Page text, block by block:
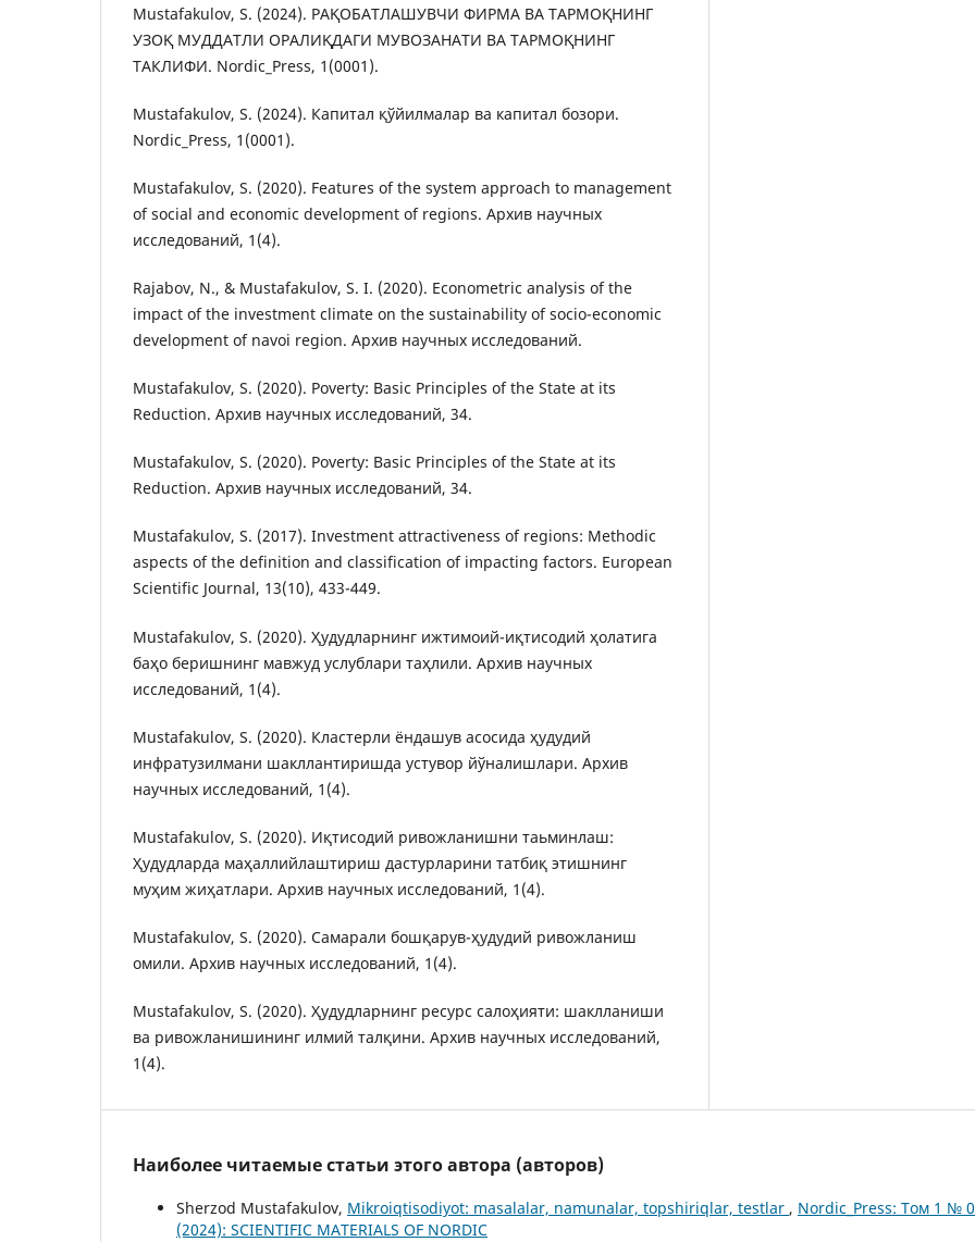
Mustafakulov, S. (2024). РАҚОБАТЛАШУВЧИ ФИРМА ВА ТАРМОҚНИНГ
УЗОҚ МУДДАТЛИ ОРАЛИҚДАГИ МУВОЗАНАТИ ВА ТАРМОҚНИНГ
ТАКЛИФИ. Nordic_Press, 1(0001).
Mustafakulov, S. (2024). Капитал қўйилмалар ва капитал бозори.
Nordic_Press, 1(0001).
Mustafakulov, S. (2020). Features of the system approach to management
of social and economic development of regions. Архив научных
исследований, 1(4).
Rajabov, N., & Mustafakulov, S. I. (2020). Econometric analysis of the
impact of the investment climate on the sustainability of socio-economic
development of navoi region. Архив научных исследований.
Mustafakulov, S. (2020). Poverty: Basic Principles of the State at its
Reduction. Архив научных исследований, 34.
Mustafakulov, S. (2020). Poverty: Basic Principles of the State at its
Reduction. Архив научных исследований, 34.
Mustafakulov, S. (2017). Investment attractiveness of regions: Methodic
aspects of the definition and classification of impacting factors. European
Scientific Journal, 13(10), 433-449.
Mustafakulov, S. (2020). Ҳудудларнинг ижтимоий-иқтисодий ҳолатига
баҳо беришнинг мавжуд услублари таҳлили. Архив научных
исследований, 1(4).
Mustafakulov, S. (2020). Кластерли ёндашув асосида ҳудудий
инфратузилмани шакллантиришда устувор йўналишлари. Архив
научных исследований, 1(4).
Mustafakulov, S. (2020). Иқтисодий ривожланишни таьминлаш:
Ҳудудларда маҳаллийлаштириш дастурларини татбиқ этишнинг
муҳим жиҳатлари. Архив научных исследований, 1(4).
Mustafakulov, S. (2020). Самарали бошқарув-ҳудудий ривожланиш
омили. Архив научных исследований, 1(4).
Mustafakulov, S. (2020). Ҳудудларнинг ресурс салоҳияти: шаклланиши
ва ривожланишининг илмий талқини. Архив научных исследований,
1(4).
Наиболее читаемые статьи этого автора (авторов)
Sherzod Mustafakulov, Mikroiqtisodiyot: masalalar, namunalar, topshiriqlar, testlar , Nordic_Press: Том 1 №
(2024): SCIENTIFIC MATERIALS OF NORDIC